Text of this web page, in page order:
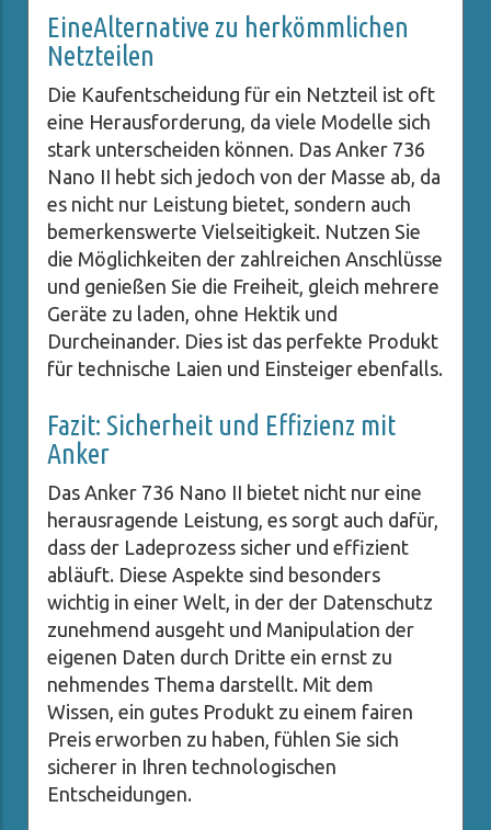
EineAlternative zu herkömmlichen
Netzteilen
Die Kaufentscheidung für ein Netzteil ist oft
eine Herausforderung, da viele Modelle sich
stark unterscheiden können. Das Anker 736
Nano II hebt sich jedoch von der Masse ab, da
es nicht nur Leistung bietet, sondern auch
bemerkenswerte Vielseitigkeit. Nutzen Sie
die Möglichkeiten der zahlreichen Anschlüsse
und genießen Sie die Freiheit, gleich mehrere
Geräte zu laden, ohne Hektik und
Durcheinander. Dies ist das perfekte Produkt
für technische Laien und Einsteiger ebenfalls.
Fazit: Sicherheit und Effizienz mit
Anker
Das Anker 736 Nano II bietet nicht nur eine
herausragende Leistung, es sorgt auch dafür,
dass der Ladeprozess sicher und effizient
abläuft. Diese Aspekte sind besonders
wichtig in einer Welt, in der der Datenschutz
zunehmend ausgeht und Manipulation der
eigenen Daten durch Dritte ein ernst zu
nehmendes Thema darstellt. Mit dem
Wissen, ein gutes Produkt zu einem fairen
Preis erworben zu haben, fühlen Sie sich
sicherer in Ihren technologischen
Entscheidungen.